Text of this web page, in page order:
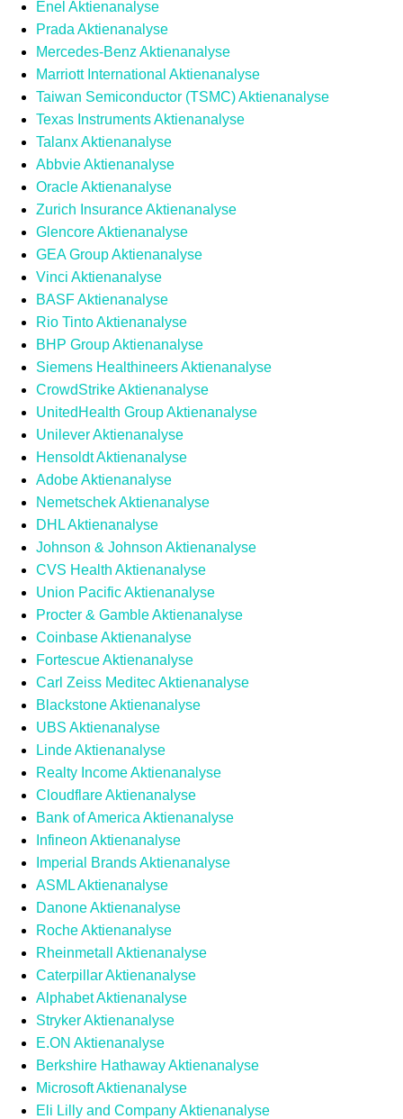
Enel Aktienanalyse
Prada Aktienanalyse
Mercedes-Benz Aktienanalyse
Marriott International Aktienanalyse
Taiwan Semiconductor (TSMC) Aktienanalyse
Texas Instruments Aktienanalyse
Talanx Aktienanalyse
Abbvie Aktienanalyse
Oracle Aktienanalyse
Zurich Insurance Aktienanalyse
Glencore Aktienanalyse
GEA Group Aktienanalyse
Vinci Aktienanalyse
BASF Aktienanalyse
Rio Tinto Aktienanalyse
BHP Group Aktienanalyse
Siemens Healthineers Aktienanalyse
CrowdStrike Aktienanalyse
UnitedHealth Group Aktienanalyse
Unilever Aktienanalyse
Hensoldt Aktienanalyse
Adobe Aktienanalyse
Nemetschek Aktienanalyse
DHL Aktienanalyse
Johnson & Johnson Aktienanalyse
CVS Health Aktienanalyse
Union Pacific Aktienanalyse
Procter & Gamble Aktienanalyse
Coinbase Aktienanalyse
Fortescue Aktienanalyse
Carl Zeiss Meditec Aktienanalyse
Blackstone Aktienanalyse
UBS Aktienanalyse
Linde Aktienanalyse
Realty Income Aktienanalyse
Cloudflare Aktienanalyse
Bank of America Aktienanalyse
Infineon Aktienanalyse
Imperial Brands Aktienanalyse
ASML Aktienanalyse
Danone Aktienanalyse
Roche Aktienanalyse
Rheinmetall Aktienanalyse
Caterpillar Aktienanalyse
Alphabet Aktienanalyse
Stryker Aktienanalyse
E.ON Aktienanalyse
Berkshire Hathaway Aktienanalyse
Microsoft Aktienanalyse
Eli Lilly and Company Aktienanalyse